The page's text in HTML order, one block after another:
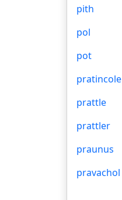
pith
pol
pot
pratincole
prattle
prattler
praunus
pravachol